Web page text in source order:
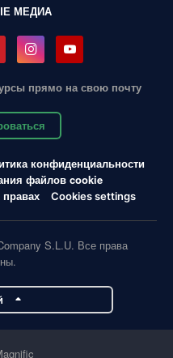
МЕДИА
прямо на свою почту
конфиденциальности
файлов cookie
Cookies settings
S.L.U. Все права